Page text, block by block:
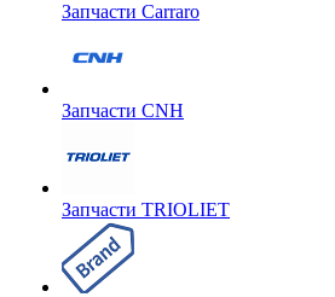
Запчасти Carraro
Запчасти CNH
Запчасти TRIOLIET